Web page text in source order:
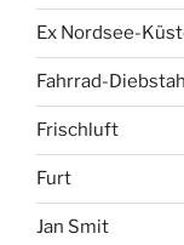
Ex Nordsee-
Fahrrad-
Frischluft
Furt
Jan Smit